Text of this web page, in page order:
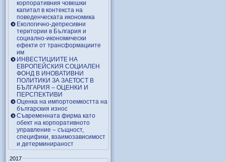
корпоративния човешки
капитал в контекста на
поведенческата икономика
Екологично-депресивни
територии в България и
социално-икономически
ефекти от трансформациите
им
ИНВЕСТИЦИИТЕ НА
ЕВРОПЕЙСКИЯ СОЦИАЛЕН
ФОНД В ИНОВАТИВНИ
ПОЛИТИКИ ЗА ЗАЕТОСТ В
БЪЛГАРИЯ – OЦЕНКИ И
ПЕРСПЕКТИВИ
Оценка на импортоемкостта на
българския износ
Съвременната фирма като
обект на корпоративното
управление – същност,
специфики, взаимозависимост
и детерминираност
2017